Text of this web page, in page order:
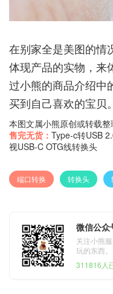
在别家全是美图的情
体现产品的实物，来
过小熊的商品介绍中
买到自己喜欢的宝贝。
本图文属小熊原创或转载
售完无货： Type-c转USB
视USB-C OTG线转换头
端口转换 转换头
微信公众
关注小熊
玩的东西。
311816人